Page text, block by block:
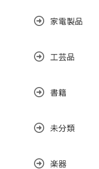
家電製品
工芸品
書籍
未分類
楽器